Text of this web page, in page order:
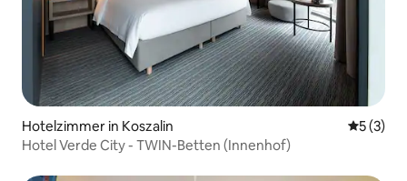
Hotelzimmer in Koszalin
5 (3)
Hotel Verde City - TWIN-Betten (Innenhof)